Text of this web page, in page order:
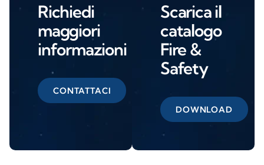
Richiedi
maggiori
informazioni
CONTATTACI
Scarica il
catalogo
Fire &
Safety
DOWNLOAD